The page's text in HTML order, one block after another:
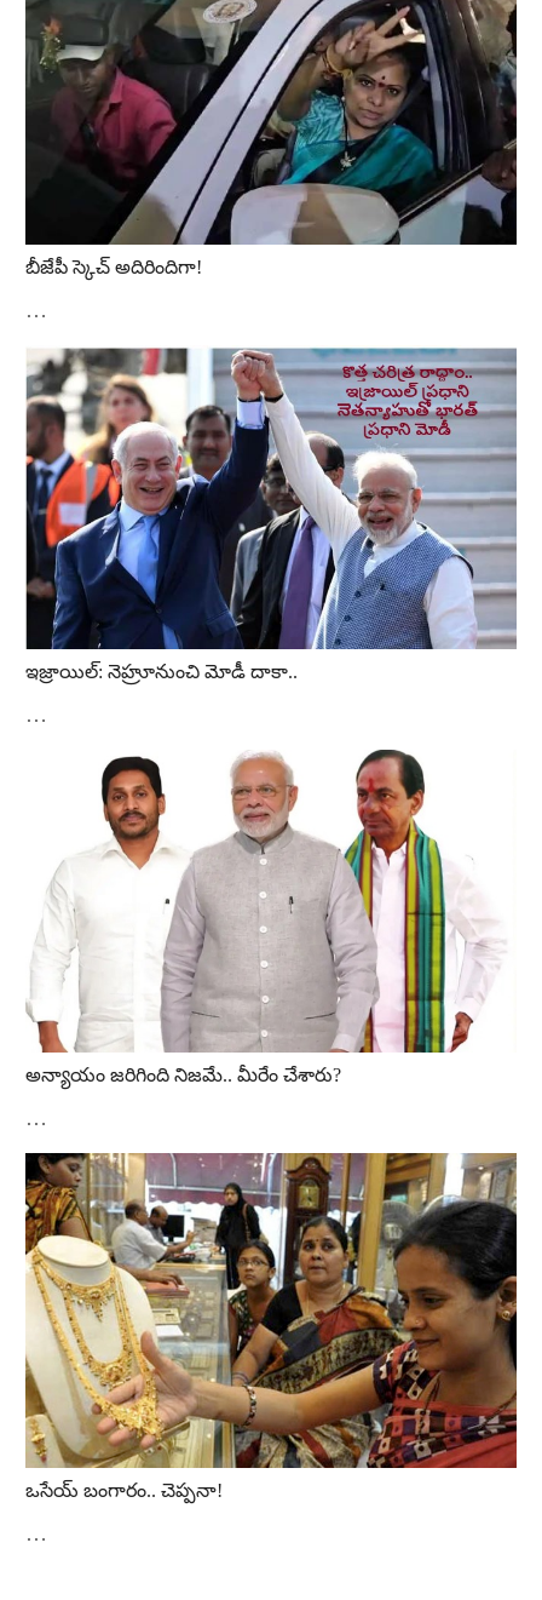
బీజేపీ స్కెచ్‌ అదిరిందిగా!
…
ఇజ్రాయిల్‌: నెహ్రూనుంచి మోడీ దాకా..
…
అన్యాయం జరిగింది నిజమే.. మీరేం చేశారు?
…
ఒసేయ్‌ బంగారం.. చెప్పనా!
…